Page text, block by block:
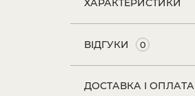
ХАРАКТЕРИСТИКИ
ВІДГУКИ 0
ДОСТАВКА І ОПЛАТА